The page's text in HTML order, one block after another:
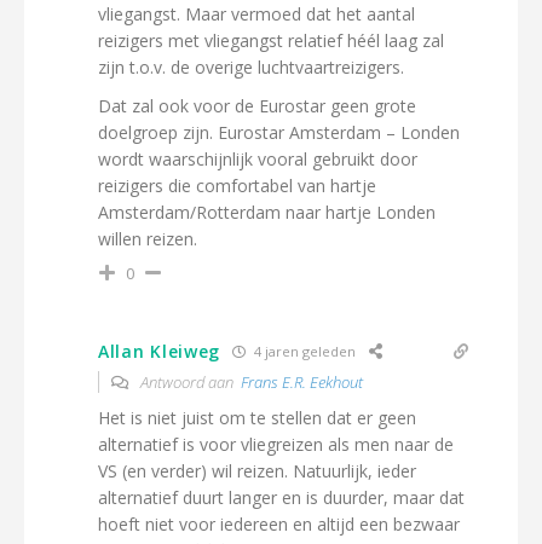
vliegangst. Maar vermoed dat het aantal
reizigers met vliegangst relatief héél laag zal
zijn t.o.v. de overige luchtvaartreizigers.
Dat zal ook voor de Eurostar geen grote
doelgroep zijn. Eurostar Amsterdam – Londen
wordt waarschijnlijk vooral gebruikt door
reizigers die comfortabel van hartje
Amsterdam/Rotterdam naar hartje Londen
willen reizen.
0
Allan Kleiweg 4 jaren geleden
Antwoord aan Frans E.R. Eekhout
Het is niet juist om te stellen dat er geen
alternatief is voor vliegreizen als men naar de
VS (en verder) wil reizen. Natuurlijk, ieder
alternatief duurt langer en is duurder, maar dat
hoeft niet voor iedereen en altijd een bezwaar